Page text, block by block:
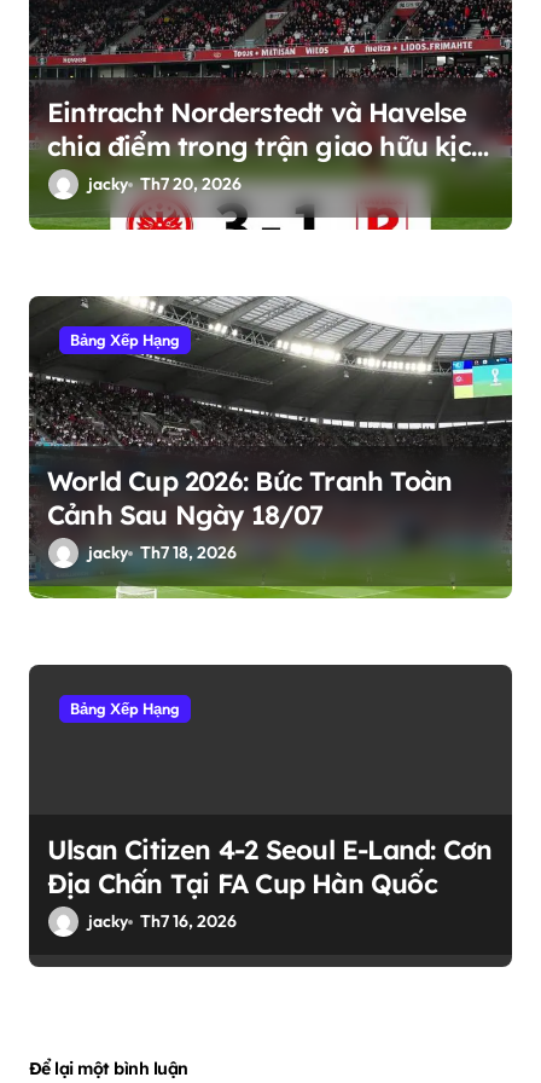
v
i
ế
t
Eintracht Norderstedt và Havelse
chia điểm trong trận giao hữu kịch
tínhjacky Th7 20, 2026
Bảng Xếp Hạng
World Cup 2026: Bức Tranh Toàn
Cảnh Sau Ngày 18/07
jacky Th7 18, 2026
Bảng Xếp Hạng
Ulsan Citizen 4-2 Seoul E-Land: Cơn
Địa Chấn Tại FA Cup Hàn Quốc
jacky Th7 16, 2026
Để lại một bình luận